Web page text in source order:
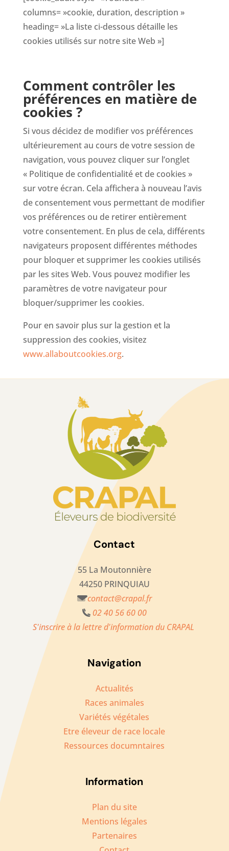
columns= »cookie, duration, description »
heading= »La liste ci-dessous détaille les
cookies utilisés sur notre site Web »]
Comment contrôler les
préférences en matière de
cookies ?
Si vous décidez de modifier vos préférences
ultérieurement au cours de votre session de
navigation, vous pouvez cliquer sur l’onglet
« Politique de confidentialité et de cookies »
sur votre écran. Cela affichera à nouveau l’avis
de consentement vous permettant de modifier
vos préférences ou de retirer entièrement
votre consentement. En plus de cela, différents
navigateurs proposent différentes méthodes
pour bloquer et supprimer les cookies utilisés
par les sites Web. Vous pouvez modifier les
paramètres de votre navigateur pour
bloquer/supprimer les cookies.
Pour en savoir plus sur la gestion et la
suppression des cookies, visitez
www.allaboutcookies.org.
Contact
55 La Moutonnière
44250 PRINQUIAU
contact@crapal.fr
02 40 56 60 00
S'inscrire à la lettre d'information du CRAPAL
Navigation
Actualités
Races animales
Variétés végétales
Etre éleveur de race locale
Ressources documntaires
Information
Plan du site
Mentions légales
Partenaires